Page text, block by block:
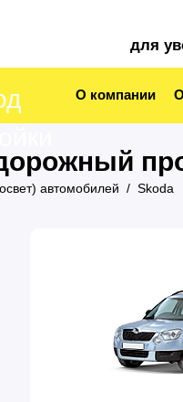
для
О компании
автомобилей Skoda